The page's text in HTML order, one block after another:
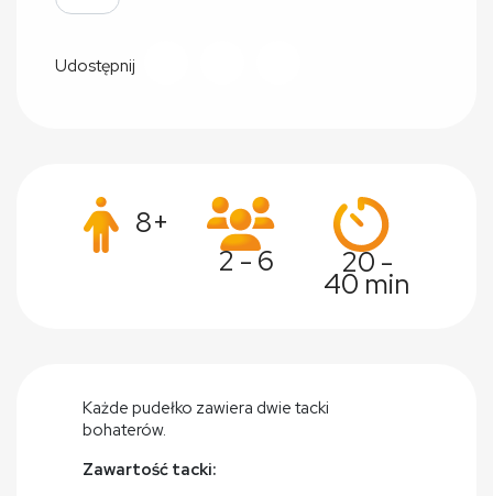
Udostępnij
8+
2 - 6
20 -
40 min
Każde pudełko zawiera dwie tacki
bohaterów.
Zawartość tacki: